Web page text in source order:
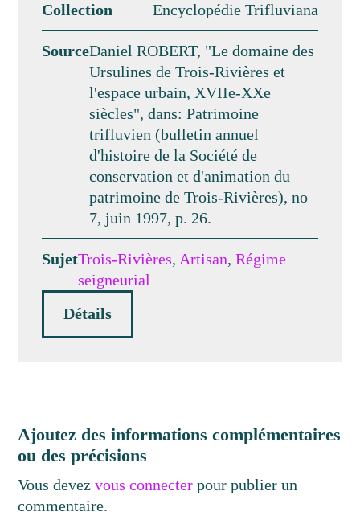
Collection Encyclopédie Trifluviana
SourceDaniel ROBERT, "Le domaine des
Ursulines de Trois-Rivières et
l'espace urbain, XVIIe-XXe
siècles", dans: Patrimoine
trifluvien (bulletin annuel
d'histoire de la Société de
conservation et d'animation du
patrimoine de Trois-Rivières), no
7, juin 1997, p. 26.
SujetTrois-Rivières, Artisan,Régime
seigneurial
Détails
Ajoutez des informations complémentaires
ou des précisions
Vous devezvous connecter pour publier un
commentaire.